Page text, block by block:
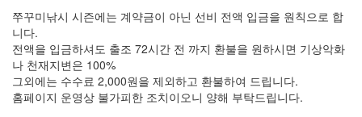
쭈꾸미낚시 시즌에는 계약금이 아닌 선비 전액 입금을 원칙으로 합
니다.
전액을 입금하셔도 출조 72시간 전 까지 환불을 원하시면 기상악화
나 천재지변은 100%
그외에는 수수료 2,000원을 제외하고 환불하여 드립니다.
홈페이지 운영상 불가피한 조치이오니 양해 부탁드립니다.